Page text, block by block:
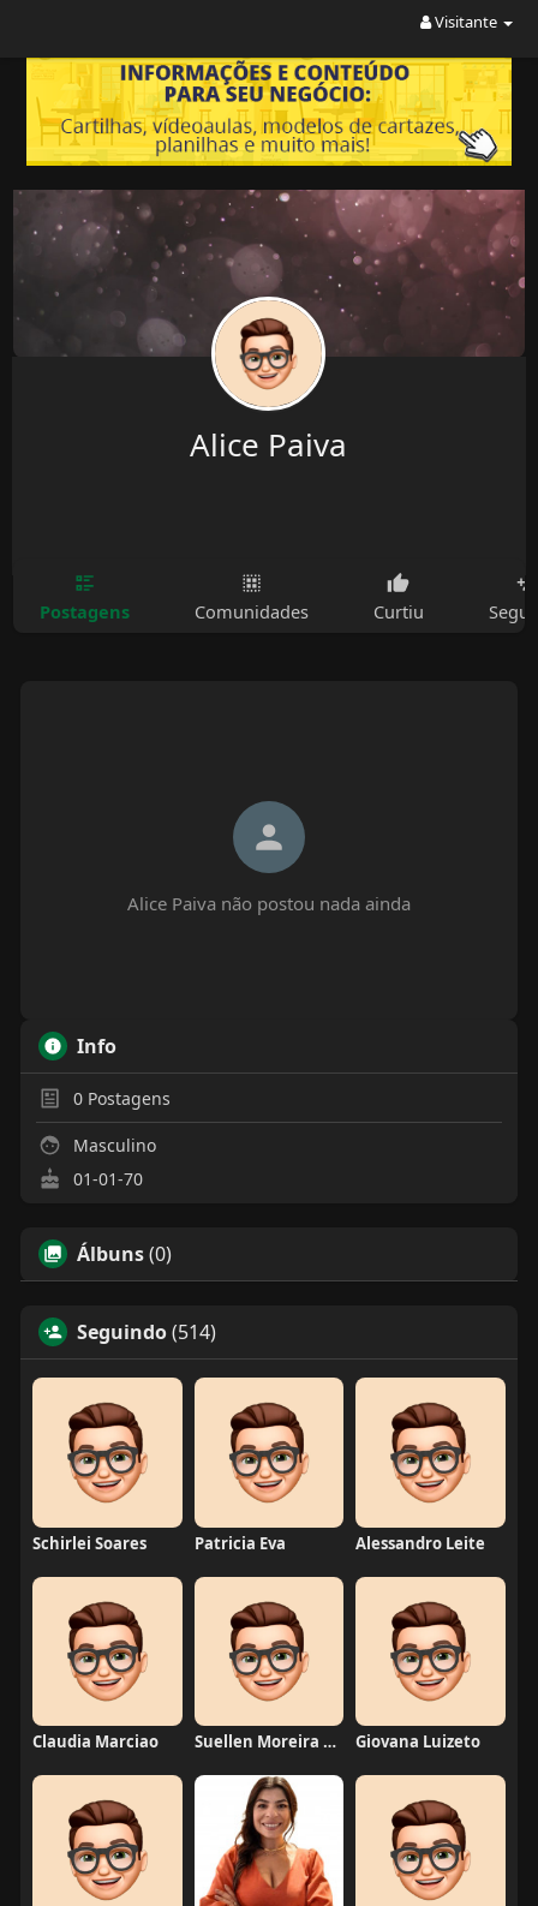
Visitante
Alice Paiva
Postagens Comunidades Curtiu
Alice Paiva não postou nada ainda
Info
0Postagens
Masculino
01-01-70
Álbuns(0)
Seguindo(514)
Schirlei Soares Patricia Eva Alessandro Leite
Claudia Marciao Suellen Moreira Parente de Oliveira Giovana Luizeto